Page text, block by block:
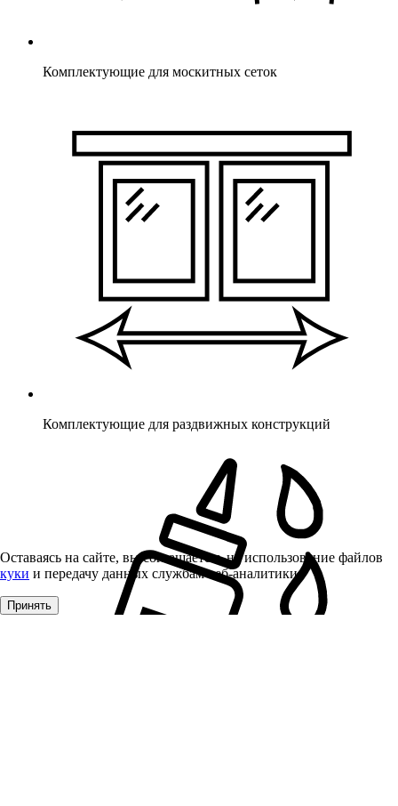
Комплектующие для москитных сеток
Комплектующие для раздвижных конструкций
Оставаясь на сайте, вы соглашаетесь на использование файлов
куки и передачу данных службам веб-аналитики
Принять